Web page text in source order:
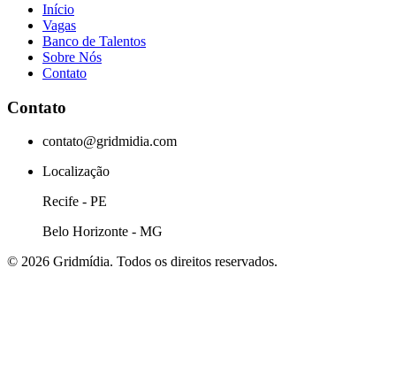
Início
Vagas
Banco de Talentos
Sobre Nós
Contato
Contato
contato@gridmidia.com
Localização
Recife - PE
Belo Horizonte - MG
© 2026 Gridmídia. Todos os direitos reservados.